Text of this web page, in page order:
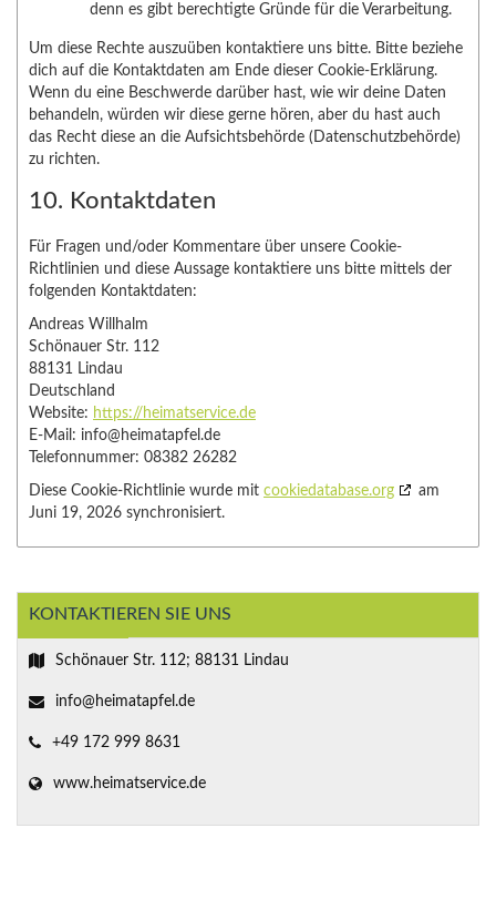
denn es gibt berechtigte Gründe für die Verarbeitung.
Um diese Rechte auszuüben kontaktiere uns bitte. Bitte beziehe
dich auf die Kontaktdaten am Ende dieser Cookie-Erklärung.
Wenn du eine Beschwerde darüber hast, wie wir deine Daten
behandeln, würden wir diese gerne hören, aber du hast auch
das Recht diese an die Aufsichtsbehörde (Datenschutzbehörde)
zu richten.
10. Kontaktdaten
Für Fragen und/oder Kommentare über unsere Cookie-
Richtlinien und diese Aussage kontaktiere uns bitte mittels der
folgenden Kontaktdaten:
Andreas Willhalm
Schönauer Str. 112
88131 Lindau
Deutschland
Website: https://heimatservice.de
E-Mail: info@ heimatapfel.de
Telefonnummer: 08382 26282
Diese Cookie-Richtlinie wurde mit cookiedatabase.org
am
Juni 19, 2026 synchronisiert.
KONTAKTIEREN SIE UNS
Schönauer Str. 112; 88131 Lindau
info@heimatapfel.de
+49 172 999 8631
www.heimatservice.de